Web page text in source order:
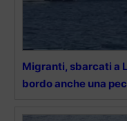
Migranti, sbarcati a
bordo anche una